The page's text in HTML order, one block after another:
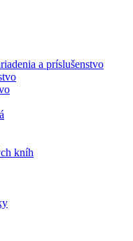
a príslušenstvo
kníh